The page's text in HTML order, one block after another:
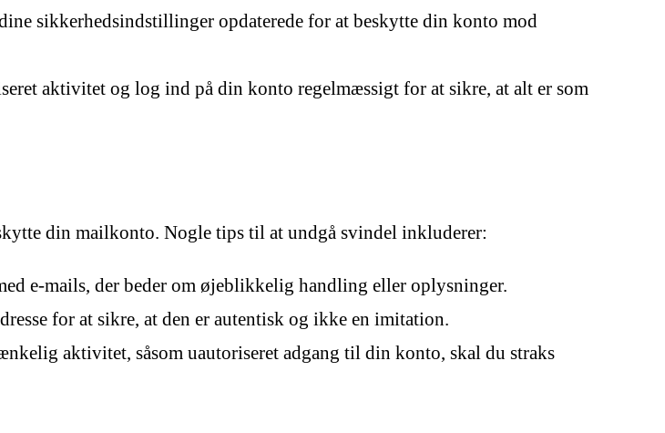
sikkerhedsindstillinger opdaterede for at beskytte din konto mod
aktivitet og log ind på din konto regelmæssigt for at sikre, at alt er som
din mailkonto. Nogle tips til at undgå svindel inkluderer:
e-mails, der beder om øjeblikkelig handling eller oplysninger.
for at sikre, at den er autentisk og ikke en imitation.
aktivitet, såsom uautoriseret adgang til din konto, skal du straks